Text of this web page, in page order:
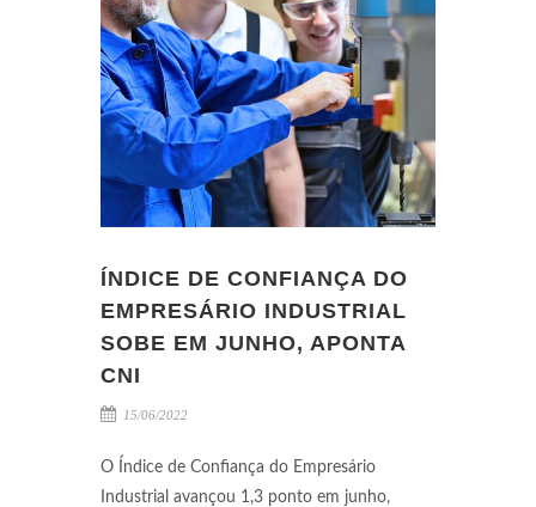
ÍNDICE DE CONFIANÇA DO
EMPRESÁRIO INDUSTRIAL
SOBE EM JUNHO, APONTA
CNI
15/06/2022
O Índice de Confiança do Empresário
Industrial avançou 1,3 ponto em junho,